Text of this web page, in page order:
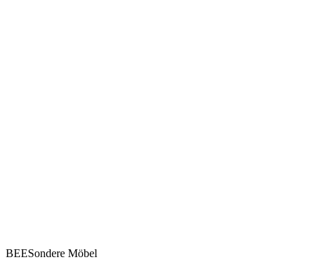
BEESondere Möbel